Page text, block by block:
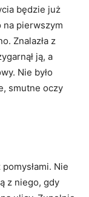
będzie już
na pierwszym
Znalazła z
ją, a
Nie było
smutne oczy
Nie
z niego, gdy